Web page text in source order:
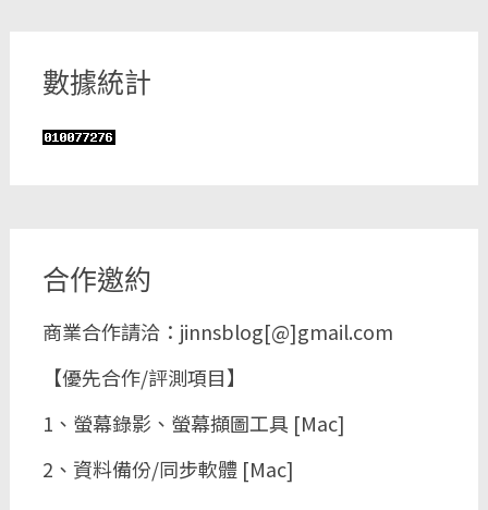
數據統計
合作邀約
商業合作請洽：jinnsblog[@]gmail.com
【優先合作/評測項目】
1、螢幕錄影、螢幕擷圖工具 [Mac]
2、資料備份/同步軟體 [Mac]